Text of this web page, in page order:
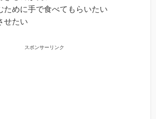
ために手で食べてもらいたい
せたい
スポンサーリンク